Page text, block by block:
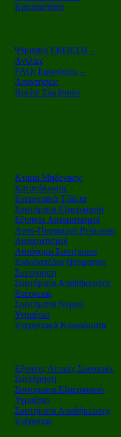
Εγκαταστάτη
Ψηφιακή ΕΚΘΕΣΗ –
Αντλίες
FAQ: Ερωτήσεις –
Απαντήσεις
Βρείτε Σύμβουλο
Κτίρια Μηδενικής
Κατανάλωσης
Ενεργειακά Τζάμια
Συστήματα Εξαερισμού
Εξυπνοι Αυτοματισμοί
Αυτο-Παραγωγή Ρεύματος
Αυτοματισμοί
Αυτόνομα Συστήματα
Ενδοδαπέδια Θέρμανση
Συντήρηση
Συστήματα Αποθήκευσης
Ενέργειας
Συστήματα Νερού
Υγραέριο
Ενεργειακά Κουφώματα
Εξυπνες Λευκές Συσκευές
Συντήρηση
Συστήματα Εξαερισμού
Υγραέριο
Συστήματα Αποθήκευσης
Ενέργειας